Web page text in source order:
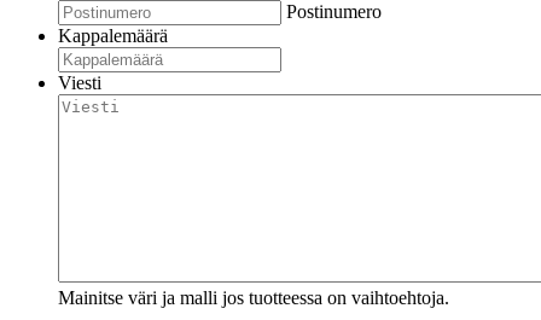
Postinumero
Kappalemäärä
Viesti
Mainitse väri ja malli jos tuotteessa on vaihtoehtoja.